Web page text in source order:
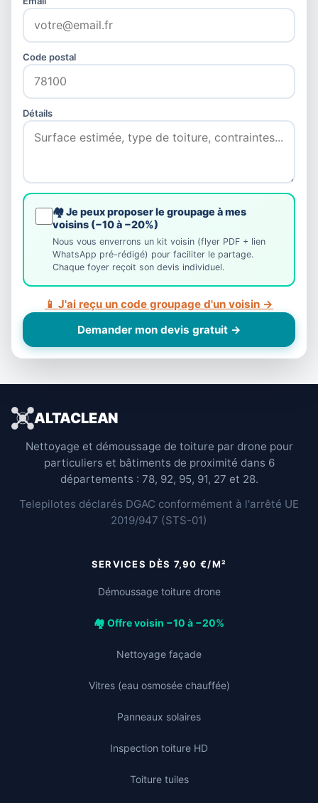
Code postal
Détails
🏘️ Je peux proposer le groupage à mes
voisins (−10 à −20%)
Nous vous enverrons un kit voisin (flyer PDF + lien
WhatsApp pré-rédigé) pour faciliter le partage.
Chaque foyer reçoit son devis individuel.
📱 J'ai reçu un code groupage d'un voisin →
Demander mon devis gratuit →
ALTACLEAN
Nettoyage et démoussage de toiture par drone pour
particuliers et bâtiments de proximité dans 6
départements : 78, 92, 95, 91, 27 et 28.
Telepilotes déclarés DGAC conformément à l'arrêté UE
2019/947 (STS-01)
SERVICES DÈS 7,90 €/M²
Démoussage toiture drone
🏘️ Offre voisin −10 à −20%
Nettoyage façade
Vitres (eau osmosée chauffée)
Panneaux solaires
Inspection toiture HD
Toiture tuiles